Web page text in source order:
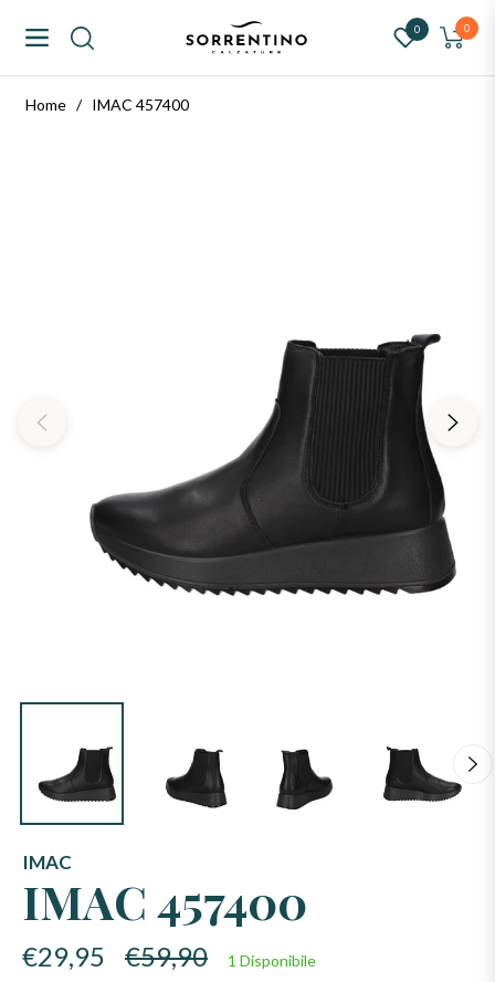
Navigation Calzature 0
Carrello
0
Home / IMAC 457400
IMAC
IMAC 457400
€29,95
Prezzo
di
€59,90 1 Disponibile